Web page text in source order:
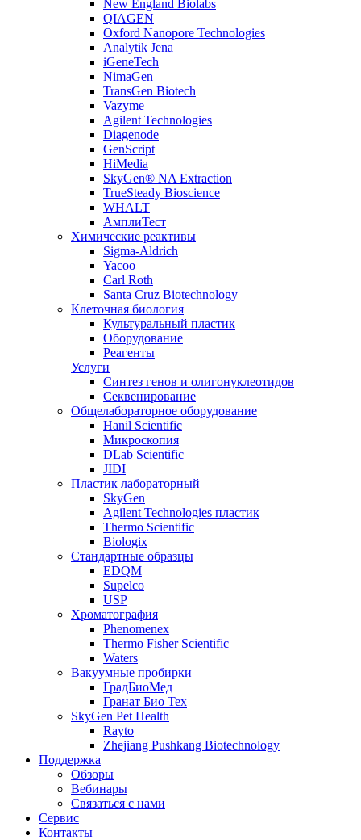
New England Biolabs
QIAGEN
Oxford Nanopore Technologies
Analytik Jena
iGeneTech
NimaGen
TransGen Biotech
Vazyme
Agilent Technologies
Diagenode
GenScript
HiMedia
SkyGen® NA Extraction
TrueSteady Bioscience
WHALT
АмплиТест
Химические реактивы
Sigma-Aldrich
Yacoo
Carl Roth
Santa Cruz Biotechnology
Клеточная биология
Культуральный пластик
Оборудование
Реагенты
Услуги
Синтез генов и олигонуклеотидов
Секвенирование
Общелабораторное оборудование
Hanil Scientific
Микроскопия
DLab Scientific
JIDI
Пластик лабораторный
SkyGen
Agilent Technologies пластик
Thermo Scientific
Biologix
Стандартные образцы
EDQM
Supelco
USP
Хроматография
Phenomenex
Thermo Fisher Scientific
Waters
Вакуумные пробирки
ГрадБиоМед
Гранат Био Тех
SkyGen Pet Health
Rayto
Zhejiang Pushkang Biotechnology
Поддержка
Обзоры
Вебинары
Связаться с нами
Сервис
Контакты